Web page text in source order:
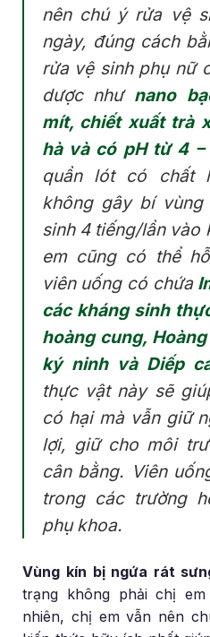
nên chú ý rửa vệ
ngày, đúng cách
rửa vệ sinh phụ nữ
dược như nano
mít, chiết xuất trà
hà và có pH từ 4 –
quần lót có chất
không gây bí
sinh 4 tiếng/lần vào
em cũng có thể
viên uống có chứa
các kháng sinh
hoàng cung,
ký ninh và Diếp
thực vật này sẽ
có hại mà vẫn giữ
lợi, giữ cho môi
cân bằng. Viên
trong các trường
phụ khoa.
Vùng kín bị ngứa rát
trạng không phải chị
nhiên, chị em vẫn nên